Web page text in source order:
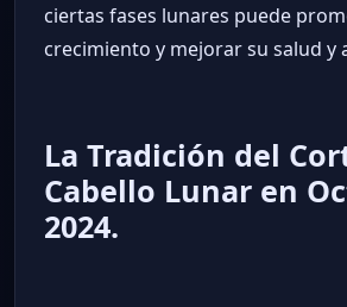
ciertas fases lunares puede
crecimiento y mejorar su salud y
La Tradición del
Cabello Lunar en
2024.